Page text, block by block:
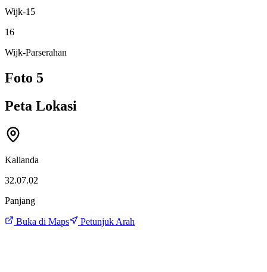
Wijk-15
16
Wijk-Parserahan
Foto 5
Peta Lokasi
Kalianda
32.07.02
Panjang
Buka di Maps Petunjuk Arah